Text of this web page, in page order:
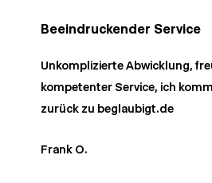
Beeindruckender Service
Unkomplizierte Abwicklung,
kompetenter Service, ich
zurück zu beglaubigt.de
Frank O.